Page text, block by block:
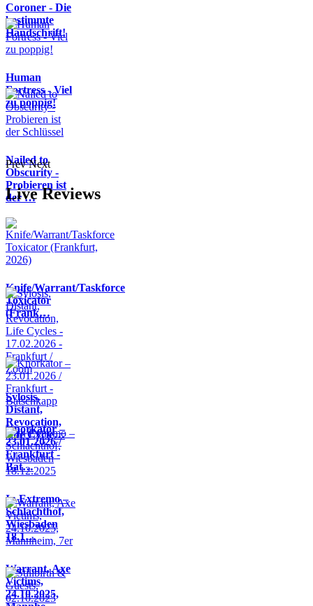
Coroner - Die
bestimmte
Handschrift!
Human
Fortress - Viel
zu poppig!
Nailed to
Obscurity -
Probieren ist
der …
Prev Next
Live Reviews
Knife/Warrant/Taskforce
Toxicator
(Frank…
Sylosis,
Distant,
Revocation,
Life Cycle…
Knorkator –
23.01.2026 /
Frankfurt -
Bat…
In Extremo –
Schlachthof,
Wiesbaden
18.1…
Warrant, Axe
Victims,
24.10.2025,